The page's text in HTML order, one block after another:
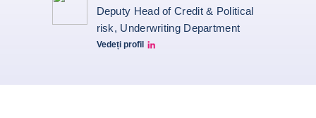
Deputy Head of Credit & Political
risk, Underwriting Department
Vedeți profil
Benjamin Lambert Linkedin Profile